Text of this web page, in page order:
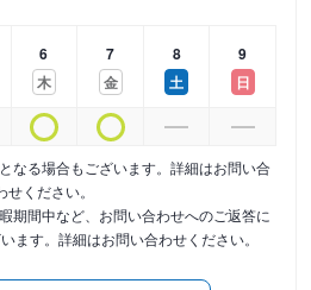
6
木
7
金
8
土
9
日
なる場合もございます。詳細はお問い合
せください。
期間中など、お問い合わせへのご返答に
ます。詳細はお問い合わせください。